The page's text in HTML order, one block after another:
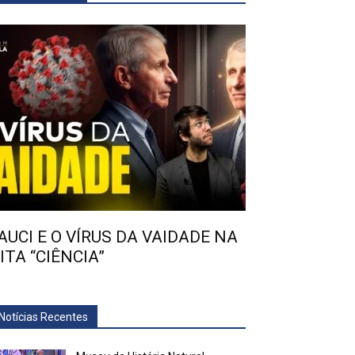
E O VÍRUS DA VAIDADE NA
“CIÊNCIA”
Recentes